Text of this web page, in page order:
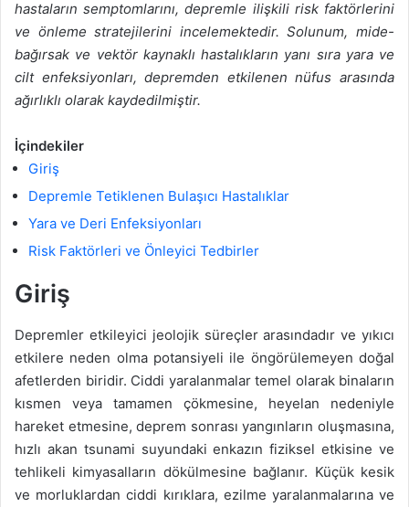
hastaların semptomlarını, depremle ilişkili risk faktörlerini
ve önleme stratejilerini incelemektedir. Solunum, mide-
bağırsak ve vektör kaynaklı hastalıkların yanı sıra yara ve
cilt enfeksiyonları, depremden etkilenen nüfus arasında
ağırlıklı olarak kaydedilmiştir.
İçindekiler
Giriş
Depremle Tetiklenen Bulaşıcı Hastalıklar
Yara ve Deri Enfeksiyonları
Risk Faktörleri ve Önleyici Tedbirler
Giriş
Depremler etkileyici jeolojik süreçler arasındadır ve yıkıcı
etkilere neden olma potansiyeli ile öngörülemeyen doğal
afetlerden biridir. Ciddi yaralanmalar temel olarak binaların
kısmen veya tamamen çökmesine, heyelan nedeniyle
hareket etmesine, deprem sonrası yangınların oluşmasına,
hızlı akan tsunami suyundaki enkazın fiziksel etkisine ve
tehlikeli kimyasalların dökülmesine bağlanır. Küçük kesik
ve morluklardan ciddi kırıklara, ezilme yaralanmalarına ve